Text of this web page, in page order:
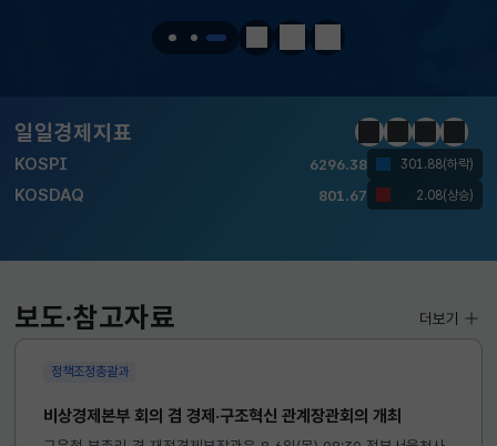
정지 이전 다음
일일경제지표
KOSPI 6296.38 301.88(하락)
KOSDAQ 801.67 2.08(상승)
국고채(3년)
정지이전다음일일경
보도·참고자료
정책조정총괄과
비상경제본부 회의 겸 경제·구조혁신 관계장관회의 개최
더보기